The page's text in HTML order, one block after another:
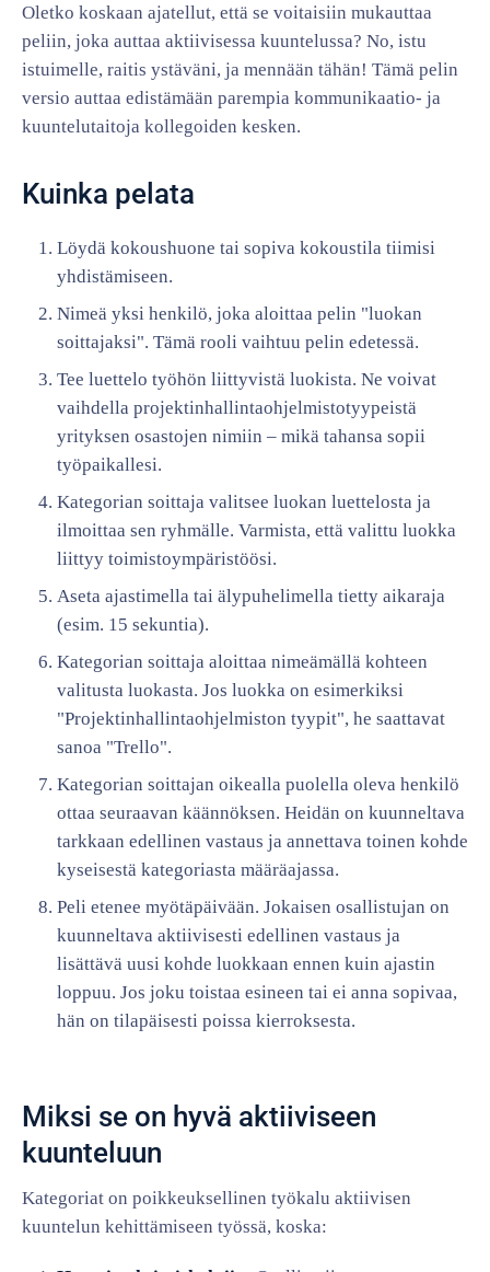
Oletko koskaan ajatellut, että se voitaisiin mukauttaa
peliin, joka auttaa aktiivisessa kuuntelussa? No, istu
istuimelle, raitis ystäväni, ja mennään tähän! Tämä pelin
versio auttaa edistämään parempia kommunikaatio- ja
kuuntelutaitoja kollegoiden kesken.
Kuinka pelata
Löydä kokoushuone tai sopiva kokoustila tiimisi
yhdistämiseen.
Nimeä yksi henkilö, joka aloittaa pelin "luokan
soittajaksi". Tämä rooli vaihtuu pelin edetessä.
Tee luettelo työhön liittyvistä luokista. Ne voivat
vaihdella projektinhallintaohjelmistotyypeistä
yrityksen osastojen nimiin – mikä tahansa sopii
työpaikallesi.
Kategorian soittaja valitsee luokan luettelosta ja
ilmoittaa sen ryhmälle. Varmista, että valittu luokka
liittyy toimistoympäristöösi.
Aseta ajastimella tai älypuhelimella tietty aikaraja
(esim. 15 sekuntia).
Kategorian soittaja aloittaa nimeämällä kohteen
valitusta luokasta. Jos luokka on esimerkiksi
"Projektinhallintaohjelmiston tyypit", he saattavat
sanoa "Trello".
Kategorian soittajan oikealla puolella oleva henkilö
ottaa seuraavan käännöksen. Heidän on kuunneltava
tarkkaan edellinen vastaus ja annettava toinen kohde
kyseisestä kategoriasta määräajassa.
Peli etenee myötäpäivään. Jokaisen osallistujan on
kuunneltava aktiivisesti edellinen vastaus ja
lisättävä uusi kohde luokkaan ennen kuin ajastin
loppuu. Jos joku toistaa esineen tai ei anna sopivaa,
hän on tilapäisesti poissa kierroksesta.
Miksi se on hyvä aktiiviseen
kuunteluun
Kategoriat on poikkeuksellinen työkalu aktiivisen
kuuntelun kehittämiseen työssä, koska: